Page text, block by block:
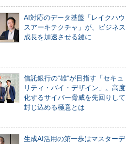
AI対応のデータ基盤「レイクハウ
スアーキテクチャ」が、ビジネス
成長を加速させる鍵に
信託銀行の“雄”が目指す「セキュ
リティ・バイ・デザイン」。高度
化するサイバー脅威を先回りして
封じ込める極意とは
生成AI活用の第一歩はマスターデ